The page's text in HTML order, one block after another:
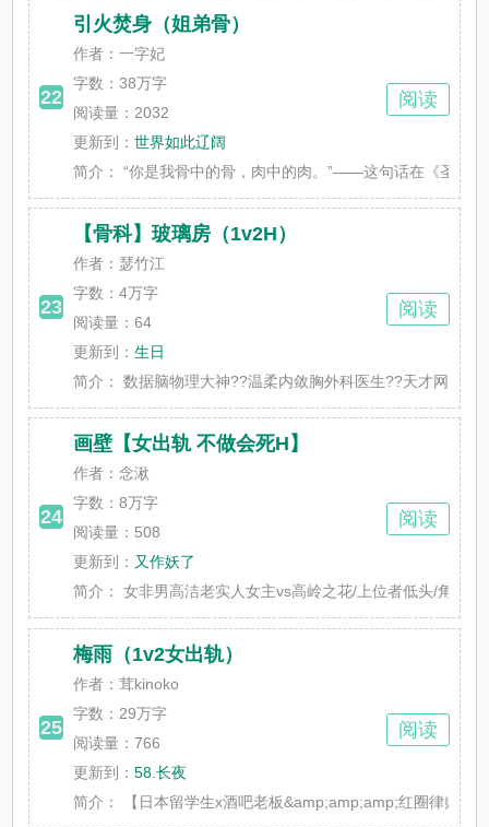
22
引火焚身（姐弟骨）
作者：一字妃
字数：38万字
阅读量：2032
更新到：世界如此辽阔
简介：
“你是我骨中的骨，肉中的肉。”——这句话在《圣经
阅读
23
【骨科】玻璃房（1v2H）
作者：瑟竹江
字数：4万字
阅读量：64
更新到：生日
简介：
数据脑物理大神??温柔内敛胸外科医生??天才网球
阅读
24
画壁【女出轨 不做会死H】
作者：念湫
字数：8万字
阅读量：508
更新到： 又作妖了
简介：
女非男高洁老实人女主vs高岭之花/上位者低头/角色
阅读
25
梅雨（1v2女出轨）
作者：茸kinoko
字数： 29万字
阅读量：766
更新到：58.长夜
简介：
【日本留学生x酒吧老板&amp;amp;amp;红圈律师】
阅读